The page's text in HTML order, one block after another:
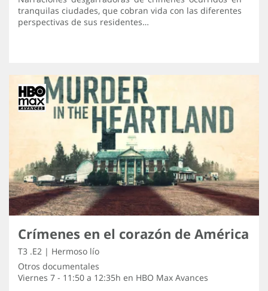
tranquilas ciudades, que cobran vida con las diferentes
perspectivas de sus residentes…
Crímenes en el corazón de América
T3 .E2 | Hermoso lío
Otros documentales
Viernes 7 - 11:50 a 12:35h en HBO Max Avances